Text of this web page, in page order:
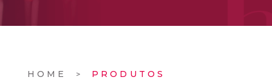
HOME
PRODUTOS